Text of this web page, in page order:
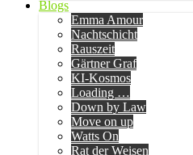
Blogs
Emma Amour
Nachtschicht
Rauszeit
Gärtner Graf
KI-Kosmos
Loading …
Down by Law
Move on up
Watts On
Rat der Weisen